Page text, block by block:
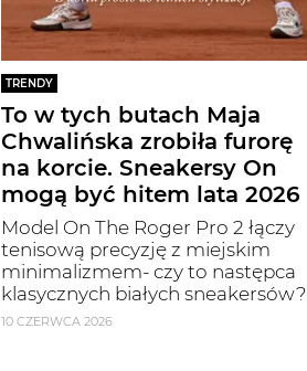
TRENDY
To w tych butach Maja
Chwalińska zrobiła furorę
na korcie. Sneakersy On
mogą być hitem lata 2026
Model On The Roger Pro 2 łączy
tenisową precyzję z miejskim
minimalizmem- czy to następca
klasycznych białych sneakersów?
10 CZERWCA 2026